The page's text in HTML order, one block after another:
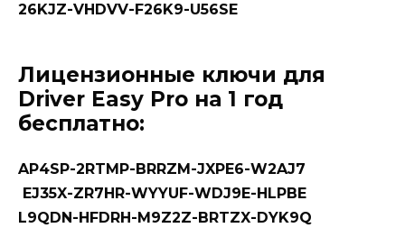
26KJZ-VHDVV-F26K9-U56SE
Лицензионные ключи для
Driver Easy Pro на 1 год
бесплатно:
AP4SP-2RTMP-BRRZM-JXPE6-W2AJ7
EJ35X-ZR7HR-WYYUF-WDJ9E-HLPBE
L9QDN-HFDRH-M9Z2Z-BRTZX-DYK9Q